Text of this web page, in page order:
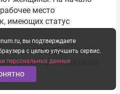
место
имеющих статус
"АЗАЛ"Джахангир
оппозиционных газет
")
вы подтверждаете
с целью улучшить сервис.
персональных данных